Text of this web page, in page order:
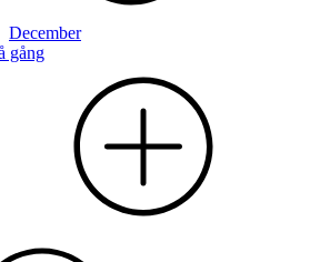
December
gång